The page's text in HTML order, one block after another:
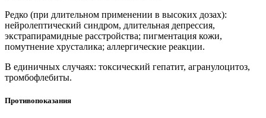
Редко (при длительном применении в высоких дозах):
нейролептический синдром, длительная депрессия,
экстрапирамидные расстройства; пигментация кожи,
помутнение хрусталика; аллергические реакции.
В единичных случаях: токсический гепатит, агранулоцитоз,
тромбофлебиты.
Противопоказания